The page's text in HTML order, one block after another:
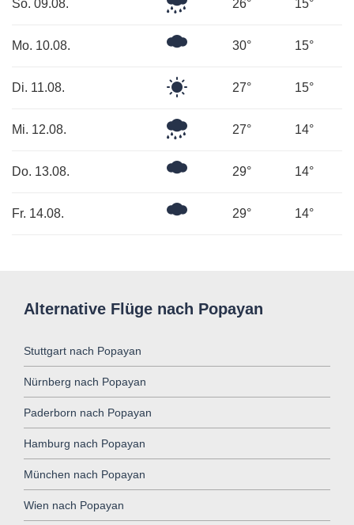
So. 09.08. 26° 15°
Mo. 10.08. 30° 15°
Di. 11.08. 27° 15°
Mi. 12.08. 27° 14°
Do. 13.08. 29° 14°
Fr. 14.08. 29° 14°
Alternative Flüge nach Popayan
Stuttgart nach Popayan
Nürnberg nach Popayan
Paderborn nach Popayan
Hamburg nach Popayan
München nach Popayan
Wien nach Popayan